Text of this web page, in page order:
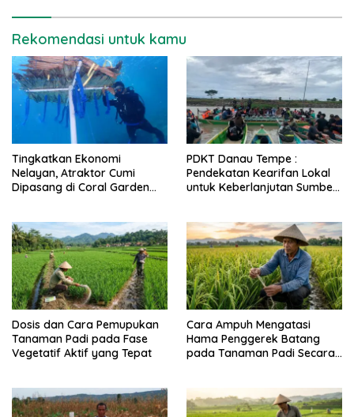
Rekomendasi untuk kamu
Tingkatkan Ekonomi
Nelayan, Atraktor Cumi
Dipasang di Coral Garden
PDKT Danau Tempe :
Pendekatan Kearifan Lokal
untuk Keberlanjutan Sumber
Dosis dan Cara Pemupukan
Tanaman Padi pada Fase
Vegetatif Aktif yang Tepat
Cara Ampuh Mengatasi
Hama Penggerek Batang
pada Tanaman Padi Secara